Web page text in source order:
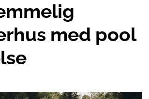
med pool